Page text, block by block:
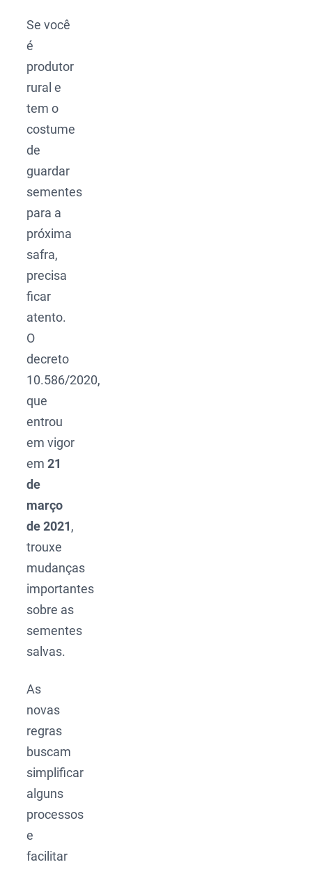
Se você
é
produtor
rural e
tem o
costume
de
guardar
sementes
para a
próxima
safra,
precisa
ficar
atento.
O
decreto
10.586/2020,
que
entrou
em vigor
em21
de
março
de 2021,
trouxe
mudanças
importantes
sobre as
sementes
salvas.
As
novas
regras
buscam
simplificar
alguns
processos
e
facilitar